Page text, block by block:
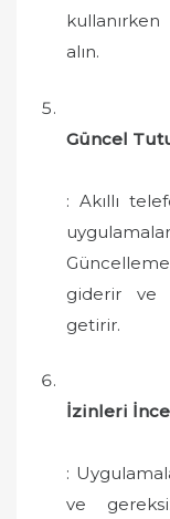
alın.
Güncel
: Akıllı
giderir ve
getirir.
İzinleri
:
ve